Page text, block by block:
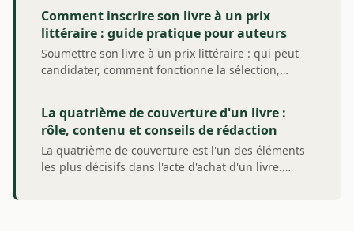
Comment inscrire son livre à un prix
littéraire : guide pratique pour auteurs
Soumettre son livre à un prix littéraire : qui peut
candidater, comment fonctionne la sélection,…
La quatrième de couverture d'un livre :
rôle, contenu et conseils de rédaction
La quatrième de couverture est l'un des éléments
les plus décisifs dans l'acte d'achat d'un livre.…